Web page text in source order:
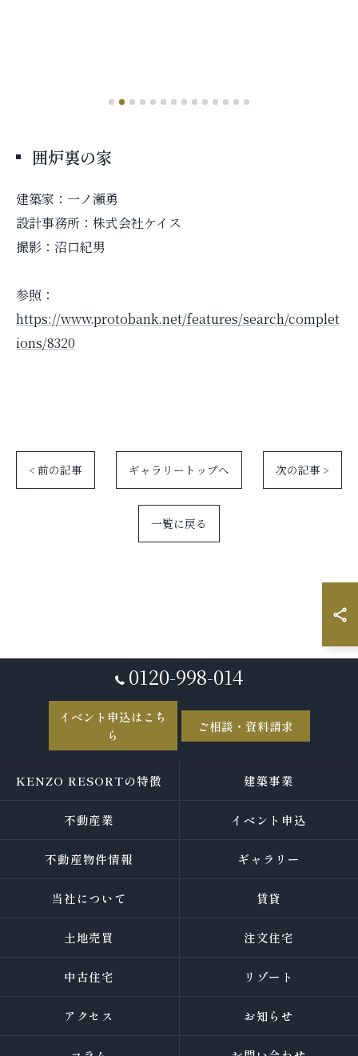
囲炉裏の家
建築家：一ノ瀬勇
設計事務所：株式会社ケイス
撮影：沼口紀男
参照：
https://www.protobank.net/features/search/complet
ions/8320
< 前の記事 ギャラリートップへ 次の記事 >
一覧に戻る
0120-998-014
イベント申込はこち
ら
ご相談・資料請求
KENZO RESORTの特徴 建築事業
不動産業 イベント申込
不動産物件情報 ギャラリー
当社について 賃貸
土地売買 注文住宅
中古住宅 リゾート
アクセス お知らせ